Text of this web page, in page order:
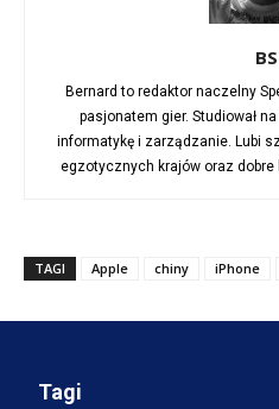
BS
Bernard to redaktor naczelny
pasjonatem gier. Studiował
informatykę i zarządzanie. Lubi
egzotycznych krajów oraz
TAGI Apple chiny iPhone
Tagi